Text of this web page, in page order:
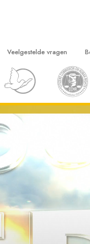
Leven
on Human Rights
Ministers
Veelgestelde vragen
Achtergrond en
De organisatie van
Beginnersboeken
Diensten voor